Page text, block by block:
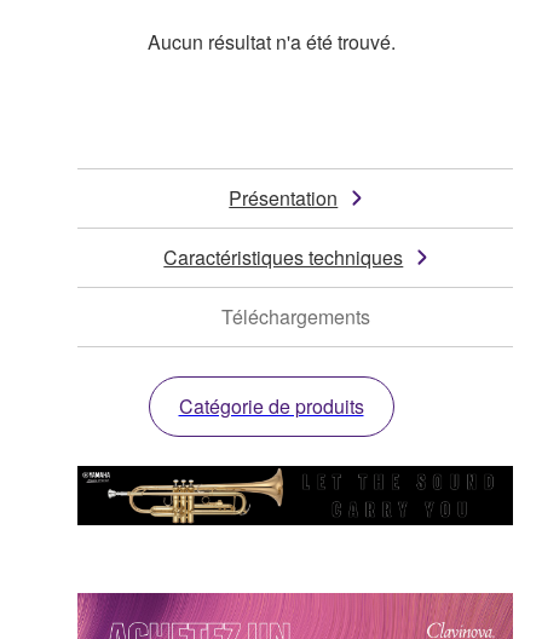
Aucun résultat n'a été trouvé.
Présentation
Caractéristiques techniques
Téléchargements
Catégorie de produits